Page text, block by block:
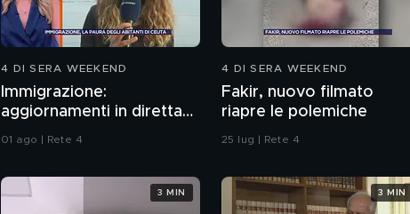
4 DI SERA WEEKEND
Immigrazione:
aggiornamenti in diretta
da Ceuta
01 ago | Rete 4
4 DI SERA WEEKEND
Fakir, nuovo filmato
riapre le polemiche
25 lug | Rete 4
3 MIN 3 MIN